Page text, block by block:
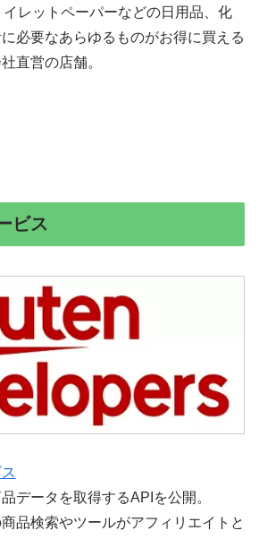
イレットペーパーなどの日用品、化
必要なあらゆるものがお得に買える
直営の店舗。
ビス
データを取得するAPIを公開。
品検索やツールがアフィリエイトと